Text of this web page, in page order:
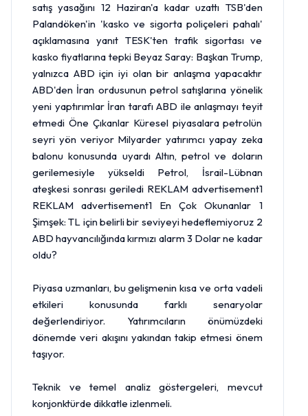
satış yasağını 12 Haziran'a kadar uzattı TSB'den
Palandöken'in 'kasko ve sigorta poliçeleri pahalı'
açıklamasına yanıt TESK'ten trafik sigortası ve
kasko fiyatlarına tepki Beyaz Saray: Başkan Trump,
yalnızca ABD için iyi olan bir anlaşma yapacaktır
ABD'den İran ordusunun petrol satışlarına yönelik
yeni yaptırımlar İran tarafı ABD ile anlaşmayı teyit
etmedi Öne Çıkanlar Küresel piyasalara petrolün
seyri yön veriyor Milyarder yatırımcı yapay zeka
balonu konusunda uyardı Altın, petrol ve doların
gerilemesiyle yükseldi Petrol, İsrail-Lübnan
ateşkesi sonrası geriledi REKLAM advertisement1
REKLAM advertisement1 En Çok Okunanlar 1
Şimşek: TL için belirli bir seviyeyi hedeflemiyoruz 2
ABD hayvancılığında kırmızı alarm 3 Dolar ne kadar
oldu?
Piyasa uzmanları, bu gelişmenin kısa ve orta vadeli
etkileri konusunda farklı senaryolar
değerlendiriyor. Yatırımcıların önümüzdeki
dönemde veri akışını yakından takip etmesi önem
taşıyor.
Teknik ve temel analiz göstergeleri, mevcut
konjonktürde dikkatle izlenmeli.